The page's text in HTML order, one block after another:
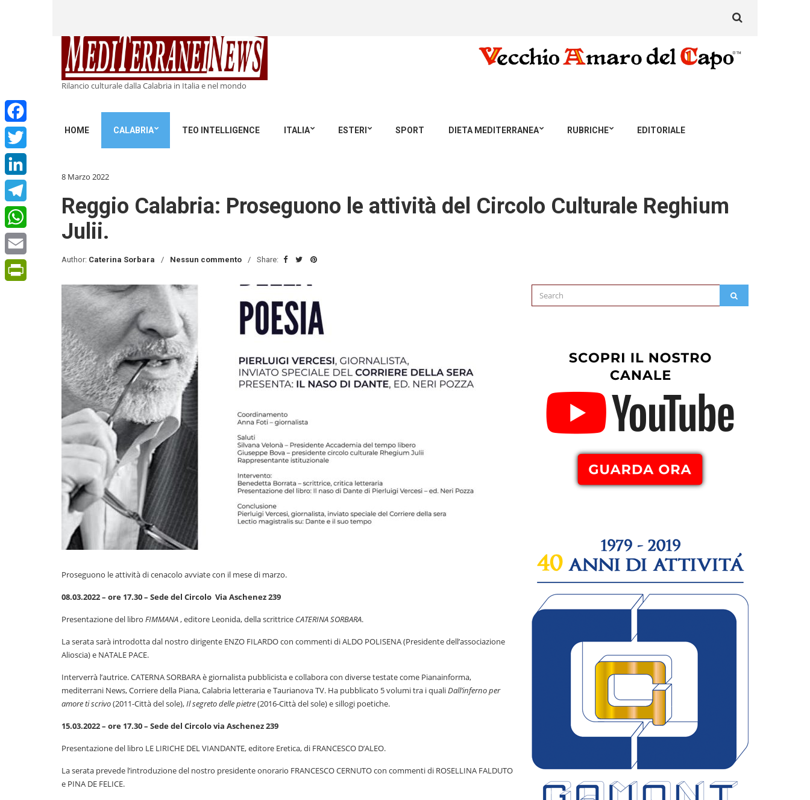
Rilancio culturale dalla Calabria in Italia e nel mondo
HOME CALABRIA TEO INTELLIGENCE ITALIA ESTERI SPORT DIETA MEDITERRANEA RUBRICHE EDITORIALE
for:
Facebook
Twitter
LinkedIn
Telegram
WhatsApp
Email
8 Marzo 2022
Reggio Calabria: Proseguono le attività del Circolo Culturale Reghium
Julii.
Author: Caterina Sorbara Nessun commento Share:
Proseguono le attività di cenacolo avviate con il mese di marzo.
08.03.2022 – ore 17.30 – Sede del Circolo Via Aschenez 239
Presentazione del libro FIMMANA, editore Leonida, della scrittrice CATERINA SORBARA.
La serata sarà introdotta dal nostro dirigente ENZO FILARDO con commenti di ALDO POLISENA (Presidente dell’associazione
Alioscia) e NATALE PACE.
Interverrà l’autrice. CATERNA SORBARA è giornalista pubblicista e collabora con diverse testate come Pianainforma,
mediterrani News, Corriere della Piana, Calabria letteraria e Taurianova TV. Ha pubblicato 5 volumi tra i qualiDall’inferno per
amore ti scrivo(2011-Città del sole),Il segreto delle pietre(2016-Città del sole) e sillogi poetiche.
15.03.2022 – ore 17.30 – Sede del Circolo via Aschenez 239
Presentazione del libro LE LIRICHE DEL VIANDANTE, editore Eretica, di FRANCESCO D’ALEO.
La serata prevede l’introduzione del nostro presidente onorario FRANCESCO CERNUTO con commenti di ROSELLINA FALDUTO
e PINA DE FELICE.
Search
for: